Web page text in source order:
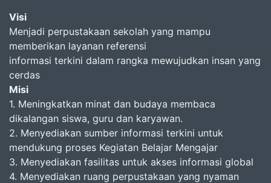
Visi
Menjadi perpustakaan sekolah yang mampu
memberikan layanan referensi
informasi terkini dalam rangka mewujudkan insan yang
cerdas
Misi
1. Meningkatkan minat dan budaya membaca
dikalangan siswa, guru dan karyawan.
2. Menyediakan sumber informasi terkini untuk
mendukung proses Kegiatan Belajar Mengajar
3. Menyediakan fasilitas untuk akses informasi global
4. Menyediakan ruang perpustakaan yang nyaman